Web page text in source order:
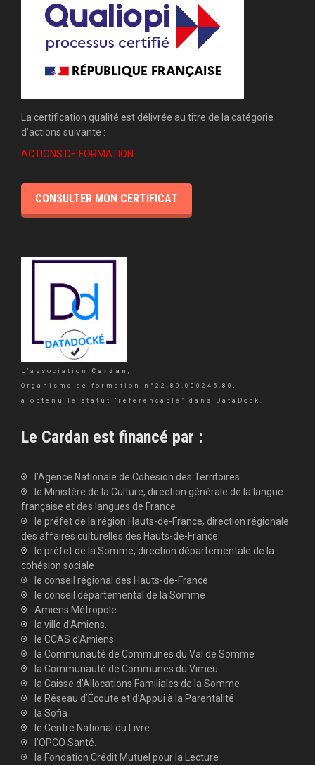
La certification qualité est délivrée au titre de la catégorie
d’actions suivante :
ACTIONS DE FORMATION
CONSULTER MON CERTIFICAT
L’association Cardan
Organisme de formation n°22.80.000245.80,
a obtenu le statut “référençable” dans DataDock.
Le Cardan est financé par :
l’Agence Nationale de Cohésion des Territoires
le Ministère de la Culture, direction générale de la langue
française et des langues de France
le préfet de la région Hauts-de-France, direction régionale
des affaires culturelles des Hauts-de-France
le préfet de la Somme, direction départementale de la
cohésion sociale
le conseil régional des Hauts-de-France
le conseil départemental de la Somme
Amiens Métropole
la ville d’Amiens.
le CCAS d’Amiens
la Communauté de Communes du Val de Somme
la Communauté de Communes du Vimeu
la Caisse d’Allocations Familiales de la Somme
le Réseau d’Écoute et d’Appui à la Parentalité
la Sofia
le Centre National du Livre
l’OPCO Santé.
la Fondation Crédit Mutuel pour la Lecture